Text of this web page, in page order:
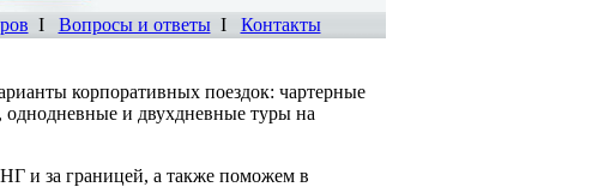
I Вопросы и ответыI Контакты
корпоративных поездок: чартерные
однодневные и двухдневные туры на
и за границей, а также поможем в